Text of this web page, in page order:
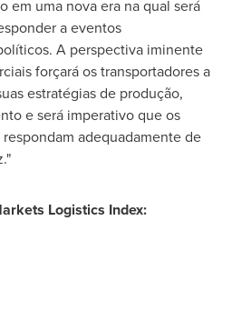
em uma nova era na qual será
a eventos
A perspectiva iminente
forçará os transportadores a
estratégias de produção,
e será imperativo que os
adequadamente de
Logistics Index: